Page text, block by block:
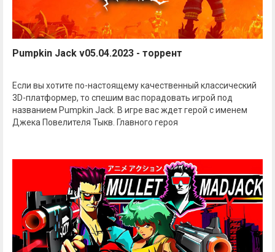
Pumpkin Jack v05.04.2023 - торрент
Если вы хотите по-настоящему качественный классический
3D-платформер, то спешим вас порадовать игрой под
названием Pumpkin Jack. В игре вас ждет герой с именем
Джека Повелителя Тыкв. Главного героя